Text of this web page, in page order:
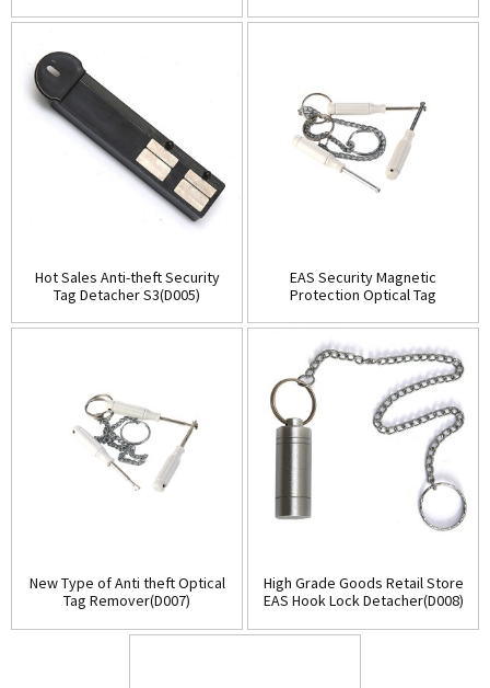
Hot Sales Anti-theft Security
Tag Detacher S3(D005)
EAS Security Magnetic
Protection Optical Tag
New Type of Anti theft Optical
Tag Remover(D007)
High Grade Goods Retail Store
EAS Hook Lock Detacher(D008)